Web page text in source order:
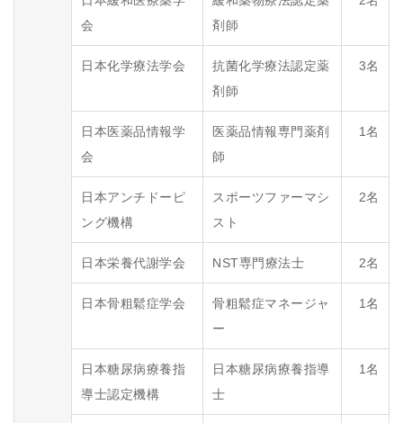
会
剤師
日本化学療法学会
抗菌化学療法認定薬
剤師
3名
日本医薬品情報学
会
医薬品情報専門薬剤
師
1名
日本アンチドーピ
ング機構
スポーツファーマシ
スト
2名
日本栄養代謝学会 NST専門療法士 2名
日本骨粗鬆症学会
骨粗鬆症マネージャ
ー
1名
日本糖尿病療養指
導士認定機構
日本糖尿病療養指導
士
1名